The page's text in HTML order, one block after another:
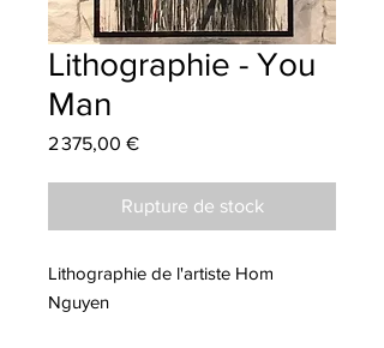
Lithographie - You
Man
2 375,00 €Prix
Rupture de stock
Lithographie de l'artiste Hom
Nguyen